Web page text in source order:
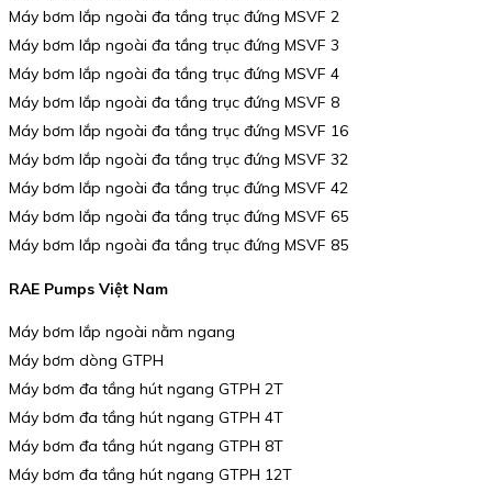
Máy bơm lắp ngoài đa tầng trục đứng MSVF 2
Máy bơm lắp ngoài đa tầng trục đứng MSVF 3
Máy bơm lắp ngoài đa tầng trục đứng MSVF 4
Máy bơm lắp ngoài đa tầng trục đứng MSVF 8
Máy bơm lắp ngoài đa tầng trục đứng MSVF 16
Máy bơm lắp ngoài đa tầng trục đứng MSVF 32
Máy bơm lắp ngoài đa tầng trục đứng MSVF 42
Máy bơm lắp ngoài đa tầng trục đứng MSVF 65
Máy bơm lắp ngoài đa tầng trục đứng MSVF 85
RAE Pumps Việt Nam
Máy bơm lắp ngoài nằm ngang
Máy bơm dòng GTPH
Máy bơm đa tầng hút ngang GTPH 2T
Máy bơm đa tầng hút ngang GTPH 4T
Máy bơm đa tầng hút ngang GTPH 8T
Máy bơm đa tầng hút ngang GTPH 12T